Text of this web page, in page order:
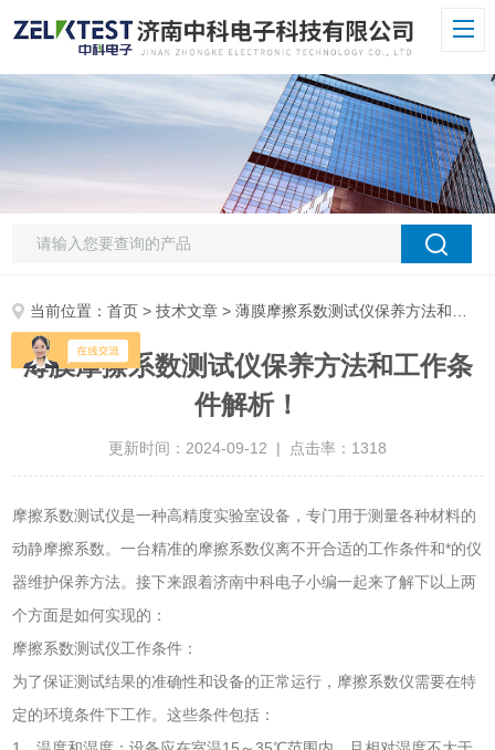
当前位置：首页 >技术文章 > 薄膜摩擦系数测试仪保养方法和工作条件解析！
薄膜摩擦系数测试仪保养方法和工作条
件解析！
更新时间：2024-09-12 | 点击率：1318
摩擦系数测试仪是一种高精度实验室设备，专门用于测量各种材料的
动静摩擦系数。一台精准的摩擦系数仪离不开合适的工作条件和*的仪
器维护保养方法。接下来跟着济南中科电子小编一起来了解下以上两
个方面是如何实现的：
摩擦系数测试仪工作条件：
为了保证测试结果的准确性和设备的正常运行，摩擦系数仪需要在特
定的环境条件下工作。这些条件包括：